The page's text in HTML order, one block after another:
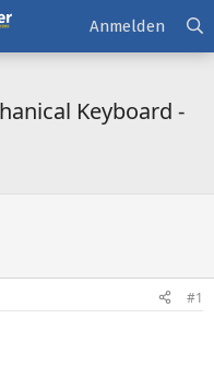
Anmelden
Keyboard -
#1